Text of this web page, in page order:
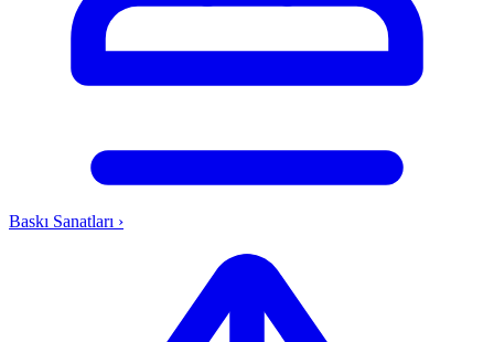
Baskı Sanatları ›